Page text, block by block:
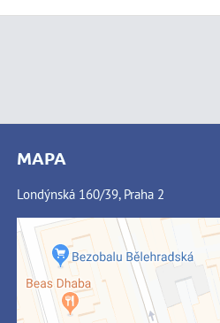
MAPA
Londýnská 160/39, Praha 2
Externí obsah je blokován
Volbami soukromí